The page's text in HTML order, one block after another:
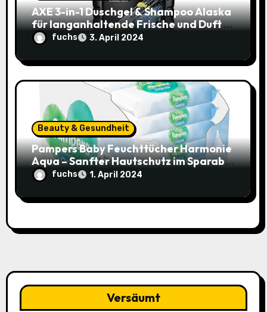
AXE 3-in-1 Duschgel & Shampoo Alaska
für langanhaltende Frische und Duft –
Sparangebot nur 1,79€ statt 2,65€
fuchs 3. April 2024
Beauty & Gesundheit
Pampers Baby Feuchttücher Harmonie
Aqua – Sanfter Hautschutz im Sparabo
für nur 25,44€ (15% Rabatt)
fuchs 1. April 2024
Versäumt